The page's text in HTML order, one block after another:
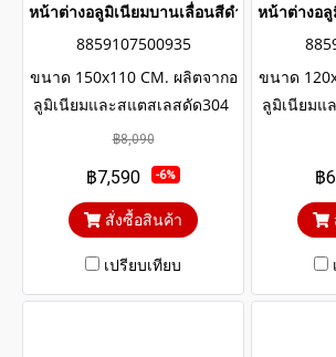
หน้าต่างอลูมิเนียมบานเลื่อนสีดำสแตนเลสดั
8859107500935
ขนาด 150x110 CM. ผลิตจากอ
ลูมิเนียมและสแตสเลสดัด304
แข็งแรงทนทาน รับประกันไม่
กระจกสีเขียวใสตัดแสงป้องกัน
ความร้อนและรังสียูวี
฿8,090
฿7,590 -6%
สั่งซื้อสินค้า
เปรียบเทียบ
หน้าต่างอ
ขนาด
ลูมิเนียมแ
แข็งแรง
กระจกสีเ
ความ
฿